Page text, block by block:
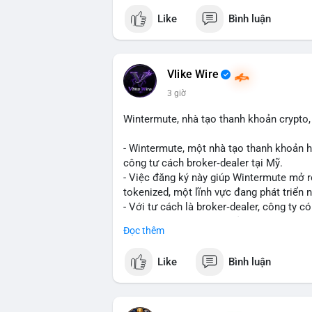
lượng này, khả năng cao là chuyển lên
tạo áp lực giảm giá ngắn hạn. Tuy
thêm các giao dịch tiếp theo từ cùng
Lời khuyên: Nhà đầu tư nhỏ lẻ nên thận
bộ, ít tác động đến thị trường. Chỉ vào
#317btc #20triệuusd #mempool
Like Bình luận
Vlike Wire
3 giờ
Wintermute, nhà tạo thanh khoản
- Wintermute, một nhà tạo thanh khoản
công tư cách broker‑dealer tại Mỹ.
- Việc đăng ký này giúp Wintermute
tokenized, một lĩnh vực đang phát triển
- Với tư cách là broker‑dealer, công ty
- Đây là bước chiến lược nhằm tận dụng
#binancesquare #cryptonews
Đọc thêm
Like Bình luận